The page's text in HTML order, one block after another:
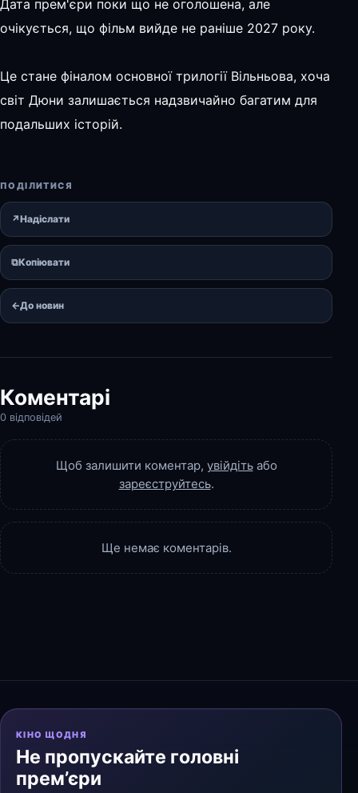
Дата прем'єри поки що не оголошена, але
очікується, що фільм вийде не раніше 2027 року.
Це стане фіналом основної трилогії Вільньова, хоча
світ Дюни залишається надзвичайно багатим для
подальших історій.
ПОДІЛИТИСЯ
↗Надіслати
⧉Копіювати
←До новин
Коментарі
0 відповідей
Щоб залишити коментар, увійдітьабо
зареєструйтесь.
Ще немає коментарів.
КІНО ЩОДНЯ
Не пропускайте головні
прем’єри